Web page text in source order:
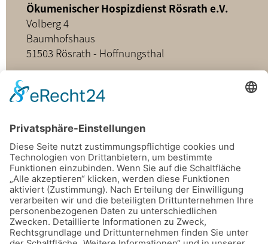
Ökumenischer Hospizdienst Rösrath e.V.
Volberg 4
Baumhofshaus
51503 Rösrath - Hoffnungsthal
02205 - 898349
buero@hospizdienst-roesrath.de
Home
Datenschutz
Impressum
Mitmachen
Satzung